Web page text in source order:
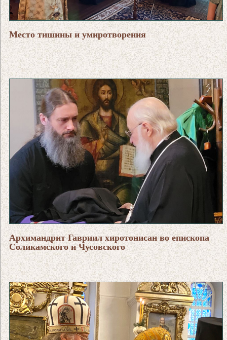
Место тишины и умиротворения
Архимандрит Гавриил хиротонисан во епископа
Соликамского и Чусовского